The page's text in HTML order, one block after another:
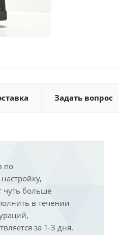
Задать вопрос
по
чуть больше
в течении
за 1-3 дня.